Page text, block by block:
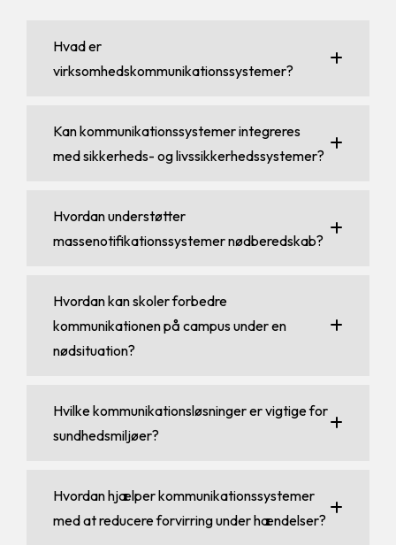
Hvad er
virksomhedskommunikationssystemer?
Kan kommunikationssystemer integreres
med sikkerheds- og livssikkerhedssystemer?
Hvordan understøtter
massenotifikationssystemer nødberedskab?
Hvordan kan skoler forbedre
kommunikationen på campus under en
nødsituation?
Hvilke kommunikationsløsninger er vigtige for
sundhedsmiljøer?
Hvordan hjælper kommunikationssystemer
med at reducere forvirring under hændelser?